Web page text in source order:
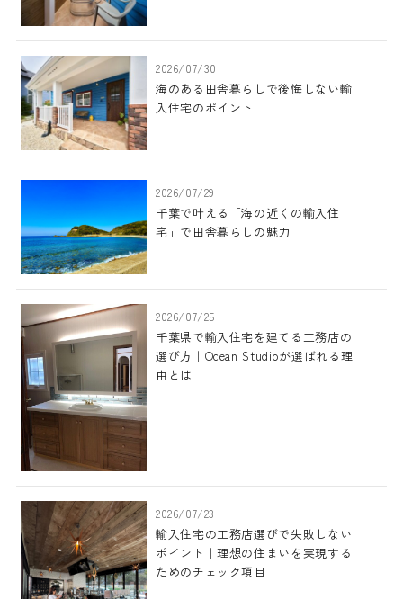
2026/07/30
海のある田舎暮らしで後悔しない輸
入住宅のポイント
2026/07/29
千葉で叶える「海の近くの輸入住
宅」で田舎暮らしの魅力
2026/07/25
千葉県で輸入住宅を建てる工務店の
選び方｜Ocean Studioが選ばれる理
由とは
2026/07/23
輸入住宅の工務店選びで失敗しない
ポイント｜理想の住まいを実現する
ためのチェック項目